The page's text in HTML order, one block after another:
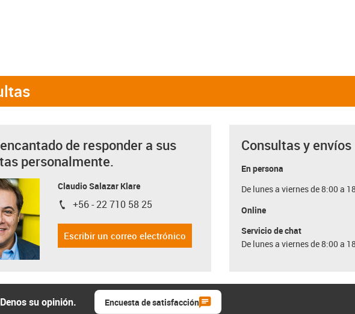
de responder a sus
personalmente.
Claudio Salazar Klare
igus-icon-phone
+56 - 22 710 58 25
Escribir un correo electrónico
Consultas y envíos
En persona
De lunes a viernes de 8:00 a
Online
Servicio de chat
De lunes a viernes de 8:00 a
su opinión. Encuesta de satisfacción